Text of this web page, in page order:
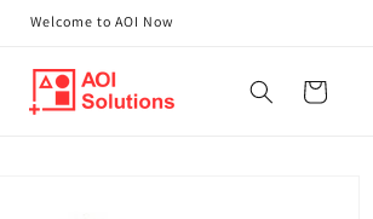
Welcome to AOI Now
Warenkorb